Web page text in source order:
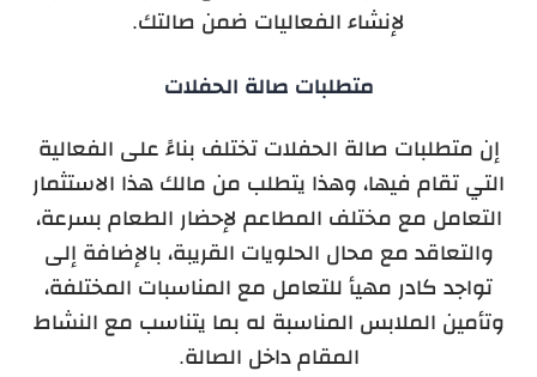
لإنشاء الفعاليات ضمن صالتك.
متطلبات صالة الحفلات
إن متطلبات صالة الحفلات تختلف بناءً على الفعالية
التي تقام فيها، وهذا يتطلب من مالك هذا الاستثمار
التعامل مع مختلف المطاعم لإحضار الطعام بسرعة،
والتعاقد مع محال الحلويات القريبة، بالإضافة إلى
تواجد كادر مهيأ للتعامل مع المناسبات المختلفة،
وتأمين الملابس المناسبة له بما يتناسب مع النشاط
المقام داخل الصالة.